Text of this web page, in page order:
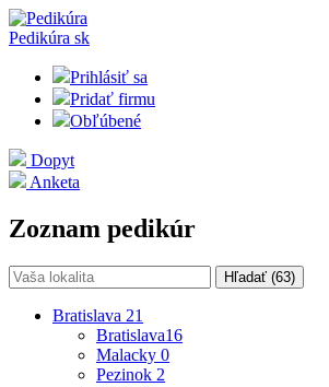
Pedikúra sk
Prihlásiť sa
Pridať firmu
Obľúbené
Dopyt
Anketa
Zoznam pedikúr
Hľadať (63)
Bratislava 21
Bratislava16
Malacky 0
Pezinok 2